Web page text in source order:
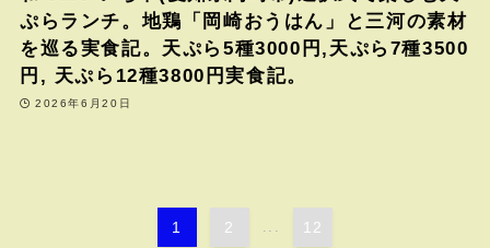
ぷらランチ。地鶏「岡崎おうはん」と三河の素材
を巡る実食記。天ぷら5種3000円,天ぷら7種3500
円, 天ぷら12種3800円実食記。
2026年6月20日
1 2 12